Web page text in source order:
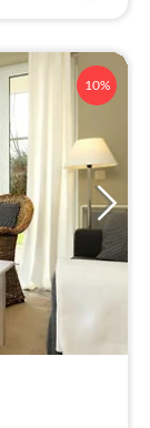
10%